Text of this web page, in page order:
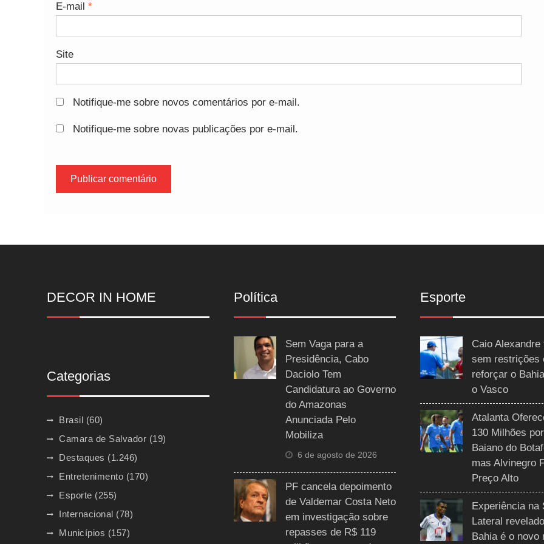
E-mail *
Site
Notifique-me sobre novos comentários por e-mail.
Notifique-me sobre novas publicações por e-mail.
DECOR IN HOME
Categorias
Brasil (60)
Camara de Salvador (19)
Destaques (1.246)
Entretenimento (170)
Esporte (255)
Internacional (78)
Municípios (157)
Política
Sem Vaga para a
Presidência, Cabo
Daciolo Tem
Candidatura ao Governo
do Amazonas
Anunciada Pelo
Mobiliza
6 de agosto de 2026
PF cancela depoimento
de Valdemar Costa Neto
em investigação sobre
repasses de R$ 119
Esporte
Caio Alexandre
sem restrições
reforçar o
o Vasco
Atalanta
130 Milhões
Baiano do
mas Alvinegro
Preço Alto
Experiência na
Lateral
Bahia é o novo